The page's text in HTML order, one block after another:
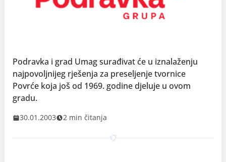
Podravka i grad Umag surađivat će u iznalaženju
najpovoljnijeg rješenja za preseljenje tvornice
Povrće koja još od 1969. godine djeluje u ovom
gradu.
30.01.2003 2 min čitanja